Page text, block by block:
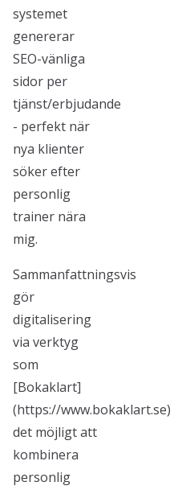
systemet
genererar
SEO-vänliga
sidor per
tjänst/erbjudande
- perfekt när
nya klienter
söker efter
personlig
trainer nära
mig.
Sammanfattningsvis
gör
digitalisering
via verktyg
som
[Bokaklart]
(https://www.bokaklart.se)
det möjligt att
kombinera
personlig